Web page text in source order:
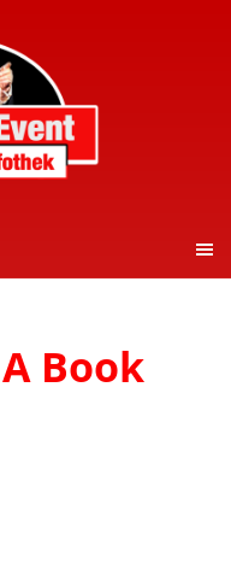
Book